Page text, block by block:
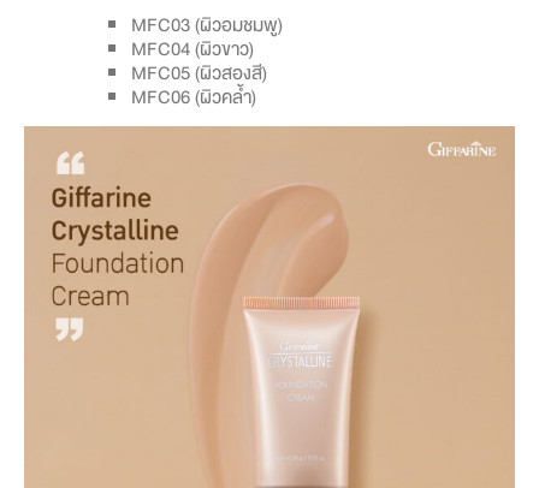
MFC03 (ผิวอมชมพู)
MFC04 (ผิวขาว)
MFC05 (ผิวสองสี)
MFC06 (ผิวคล้ำ)